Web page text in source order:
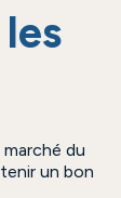
du
un bon